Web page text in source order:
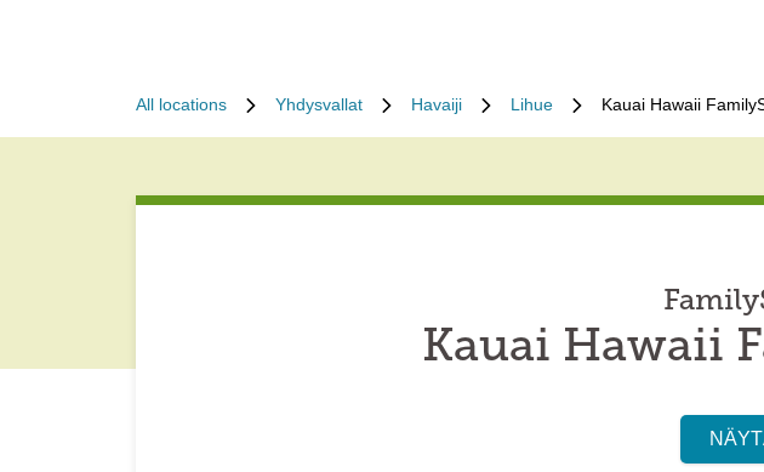
All locations Yhdysvallat Havaiji Lihue Kauai Hawaii
Kauai Hawaii